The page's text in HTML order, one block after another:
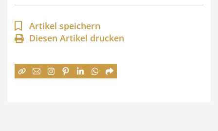
p
a
n
e
Artikel speichern
Diesen Artikel drucken